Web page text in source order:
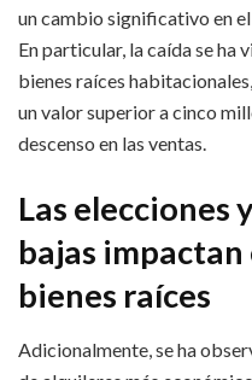
un cambio significativo en
En particular, la caída se ha
bienes raíces
un valor superior a cinco
descenso en las ventas.
Las elecciones
bajas
bienes raíces
Adicionalmente, se ha